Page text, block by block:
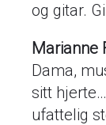
og gitar.
Marianne
Dama,
sitt
ufattelig